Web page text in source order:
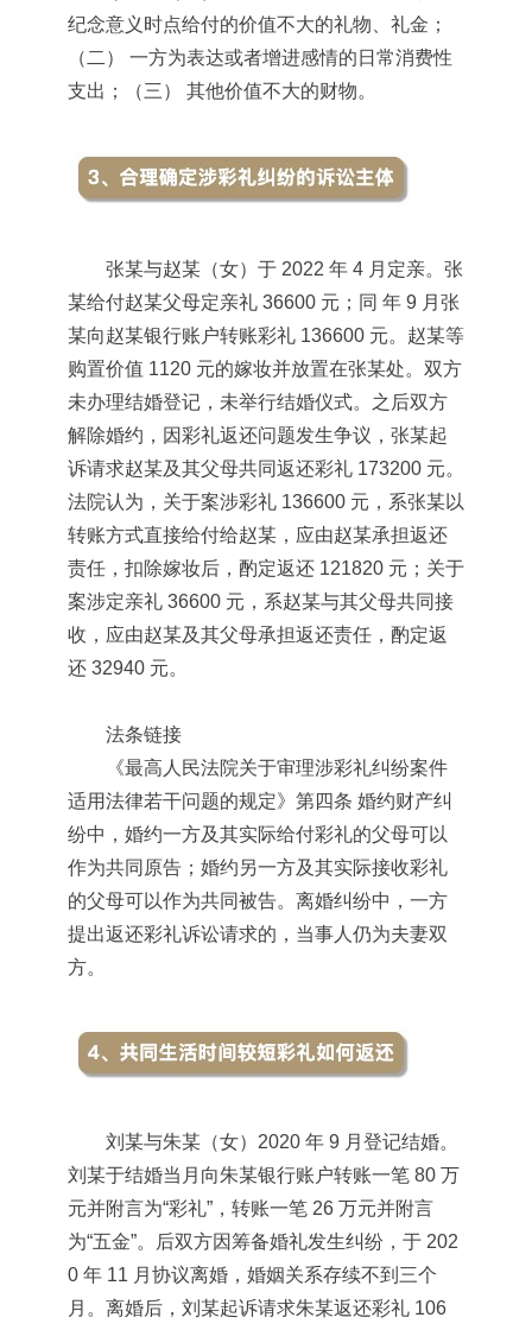
纪念意义时点给付的价值不大的礼物、礼金；
（二） 一方为表达或者增进感情的日常消费性
支出；（三） 其他价值不大的财物。
张某与赵某（女）于 2022 年 4 月定亲。张
某给付赵某父母定亲礼 36600 元；同 年 9 月张
某向赵某银行账户转账彩礼 136600 元。赵某等
购置价值 1120 元的嫁妆并放置在张某处。双方
未办理结婚登记，未举行结婚仪式。之后双方
解除婚约，因彩礼返还问题发生争议，张某起
诉请求赵某及其父母共同返还彩礼 173200 元。
法院认为，关于案涉彩礼 136600 元，系张某以
转账方式直接给付给赵某，应由赵某承担返还
责任，扣除嫁妆后，酌定返还 121820 元；关于
案涉定亲礼 36600 元，系赵某与其父母共同接
收，应由赵某及其父母承担返还责任，酌定返
还 32940 元。
法条链接
《最高人民法院关于审理涉彩礼纠纷案件
适用法律若干问题的规定》第四条 婚约财产纠
纷中，婚约一方及其实际给付彩礼的父母可以
作为共同原告；婚约另一方及其实际接收彩礼
的父母可以作为共同被告。离婚纠纷中，一方
提出返还彩礼诉讼请求的，当事人仍为夫妻双
方。
刘某与朱某（女）2020 年 9 月登记结婚。
刘某于结婚当月向朱某银行账户转账一笔 80 万
元并附言为“彩礼”，转账一笔 26 万元并附言
为“五金”。后双方因筹备婚礼发生纠纷，于 202
0 年 11 月协议离婚，婚姻关系存续不到三个
月。离婚后，刘某起诉请求朱某返还彩礼 106